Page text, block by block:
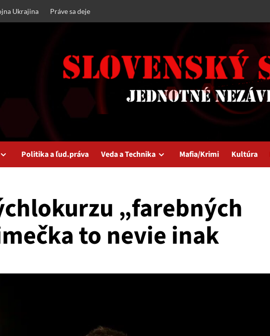
Ukrajina Práve sa deje
Politika a ľud.práva Veda a Technika Mafia/Krimi Kultúra
„farebných
to nevie inak